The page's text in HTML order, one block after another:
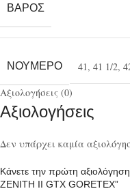
ΒΆΡΟΣ
ΝΟΎΜΕΡΟ 41, 41 1/2,
Αξιολογήσεις (0)
Αξιολογήσεις
Δεν υπάρχει καμία
Κάνετε την πρώτη
ZENITH II GTX GORETEX”